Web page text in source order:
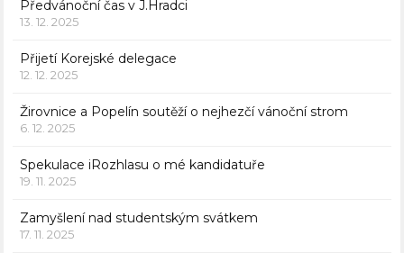
Předvánoční čas v J.Hradci
13. 12. 2025
Přijetí Korejské delegace
12. 12. 2025
Žirovnice a Popelín soutěží o nejhezčí vánoční strom
6. 12. 2025
Spekulace iRozhlasu o mé kandidatuře
19. 11. 2025
Zamyšlení nad studentským svátkem
17. 11. 2025